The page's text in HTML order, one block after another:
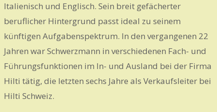
Italienisch und Englisch. Sein breit gefächerter
beruflicher Hintergrund passt ideal zu seinem
künftigen Aufgabenspektrum. In den vergangenen 22
Jahren war Schwerzmann in verschiedenen Fach- und
Führungsfunktionen im In- und Ausland bei der Firma
Hilti tätig, die letzten sechs Jahre als Verkaufsleiter bei
Hilti Schweiz.